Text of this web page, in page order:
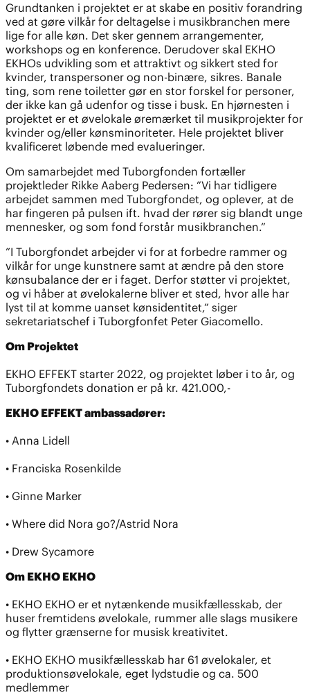
Grundtanken i projektet er at skabe en positiv forandring
ved at gøre vilkår for deltagelse i musikbranchen mere
lige for alle køn. Det sker gennem arrangementer,
workshops og en konference. Derudover skal EKHO
EKHOs udvikling som et attraktivt og sikkert sted for
kvinder, transpersoner og non-binære, sikres. Banale
ting, som rene toiletter gør en stor forskel for personer,
der ikke kan gå udenfor og tisse i busk. En hjørnesten i
projektet er et øvelokale øremærket til musikprojekter for
kvinder og/eller kønsminoriteter. Hele projektet bliver
kvalificeret løbende med evalueringer.
Om samarbejdet med Tuborgfonden fortæller
projektleder Rikke Aaberg Pedersen: ”Vi har tidligere
arbejdet sammen med Tuborgfondet, og oplever, at de
har fingeren på pulsen ift. hvad der rører sig blandt unge
mennesker, og som fond forstår musikbranchen.”
”I Tuborgfondet arbejder vi for at forbedre rammer og
vilkår for unge kunstnere samt at ændre på den store
kønsubalance der er i faget. Derfor støtter vi projektet,
og vi håber at øvelokalerne bliver et sted, hvor alle har
lyst til at komme uanset kønsidentitet,” siger
sekretariatschef i Tuborgfonfet Peter Giacomello.
Om Projektet
EKHO EFFEKT starter 2022, og projektet løber i to år, og
Tuborgfondets donation er på kr. 421.000,-
EKHO EFFEKT ambassadører:
• Anna Lidell
• Franciska Rosenkilde
• Ginne Marker
• Where did Nora go?/Astrid Nora
• Drew Sycamore
Om EKHO EKHO
• EKHO EKHO er et nytænkende musikfællesskab, der
huser fremtidens øvelokale, rummer alle slags musikere
og flytter grænserne for musisk kreativitet.
• EKHO EKHO musikfællesskab har 61 øvelokaler, et
produktionsøvelokale, eget lydstudie og ca. 500
medlemmer